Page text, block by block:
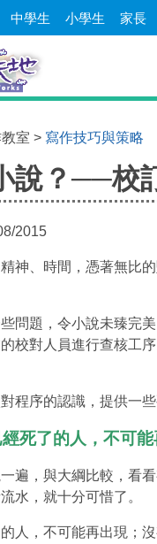
中學生 小學生 家長
室 > 寫作技巧與策略
說？──校
2015
神、時間，憑著無比
問題，令小說未臻完
校對人員進行查核工
程序的認識，提供一些
死了的人，不可
遍，與大綱比較，看
水，就十分可惜了。
人，不可能再出現；